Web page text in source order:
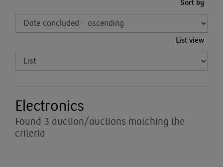
Sort by
List view
Electronics
Found 3 auction/auctions matching the
criteria